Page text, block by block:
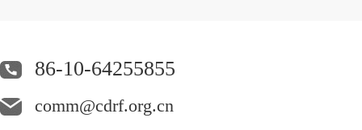
86-10-64255855
comm@cdrf.org.cn